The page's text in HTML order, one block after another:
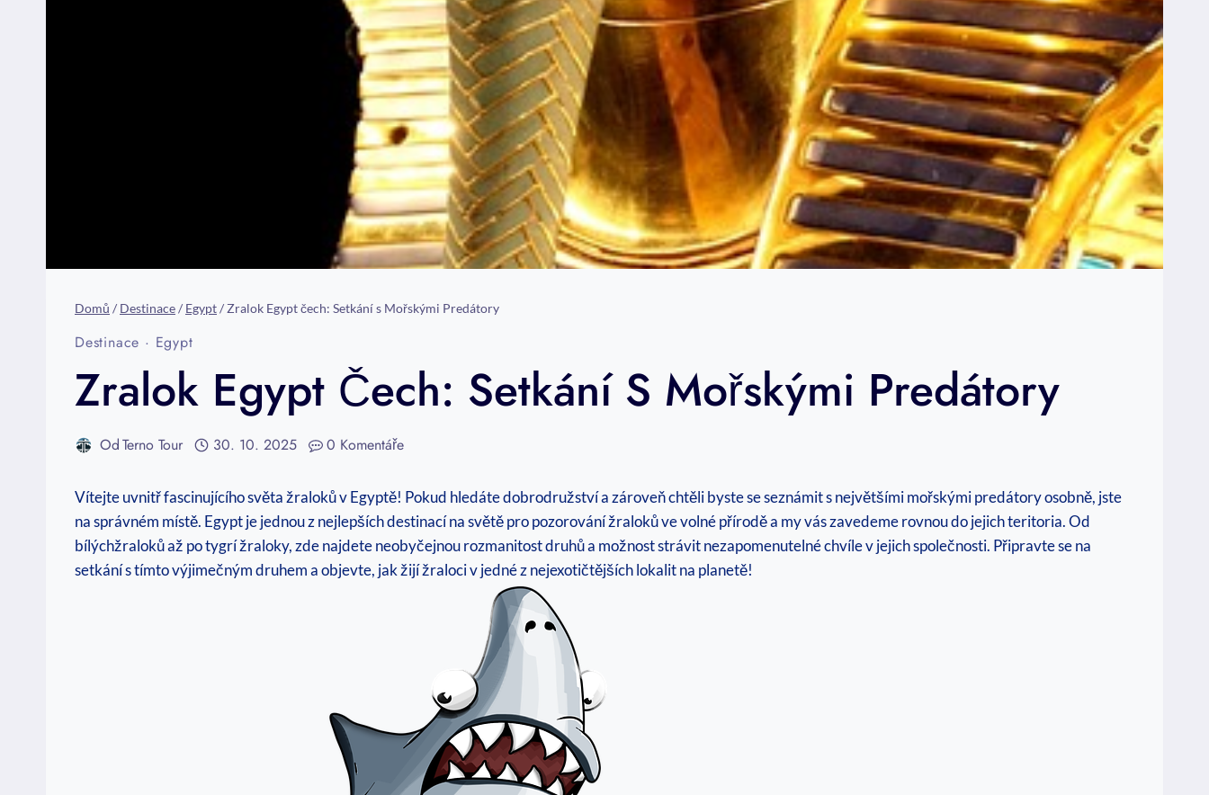
Domů / Destinace/ Egypt/ Zralok Egypt čech: Setkání s Mořskými Predátory
Destinace · Egypt
Zralok Egypt Čech: Setkání S Mořskými Predátory
OdTerno Tour 30. 10. 2025 0 Komentáře
Vítejte uvnitř fascinujícího světa žraloků v Egyptě! Pokud hledáte dobrodružství a zároveň chtěli byste se seznámit s největšími mořskými predátory osobně, jste
na správném místě. Egypt je jednou z nejlepších destinací na světě pro pozorování žraloků ve volné přírodě a my vás zavedeme rovnou do jejich teritoria. Od
bílýchžraloků až po tygrí žraloky, zde najdete neobyčejnou rozmanitost druhů a možnost strávit nezapomenutelné chvíle v jejich společnosti. Připravte se na
setkání s tímto výjimečným druhem a objevte, jak žijí žraloci v jedné z nejexotičtějších lokalit na planetě!